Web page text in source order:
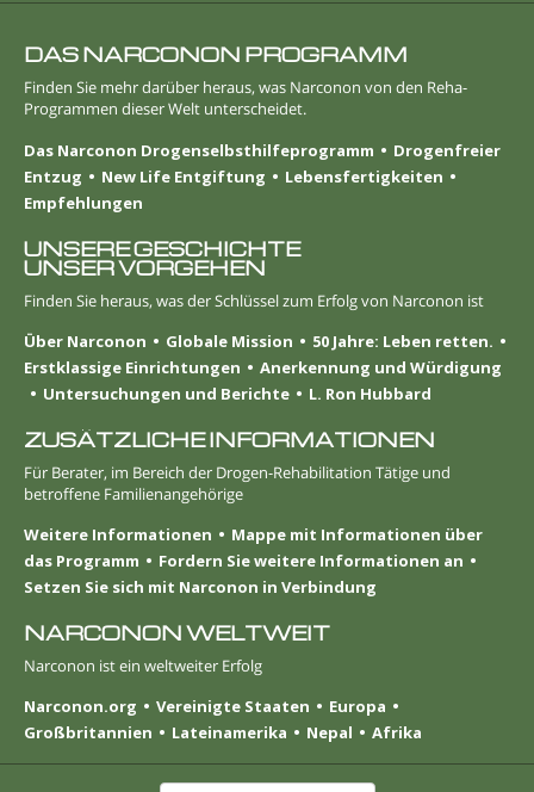
Kroatisch
Alle Regionen/Sprachen
DAS NARCONON PROGRAMM
Finden Sie mehr darüber heraus, was Narconon von den Reha-
Programmen dieser Welt unterscheidet.
Das Narconon Drogenselbsthilfeprogramm
Drogenfreier
Entzug
New Life Entgiftung
Lebens­fertigkeiten
Empfehlungen
UNSERE GESCHICHTE
UNSER VORGEHEN
Finden Sie heraus, was der Schlüssel zum Erfolg von Narconon ist
Über Narconon
Globale Mission
50 Jahre: Leben retten.
Erstklassige Einrichtungen
Anerkennung und Würdigung
Untersuchungen und Berichte
L. Ron Hubbard
ZUSÄTZLICHE INFORMATIONEN
Für Berater, im Bereich der Drogen-Rehabilitation Tätige und
betroffene Familienangehörige
Weitere Informationen
Mappe mit Informationen über
das Programm
Fordern Sie weitere Informationen an
Setzen Sie sich mit Narconon in Verbindung
NARCONON WELTWEIT
Narconon ist ein weltweiter Erfolg
Narconon.org
Vereinigte Staaten
Europa
Großbritannien
Lateinamerika Nepal Afrika